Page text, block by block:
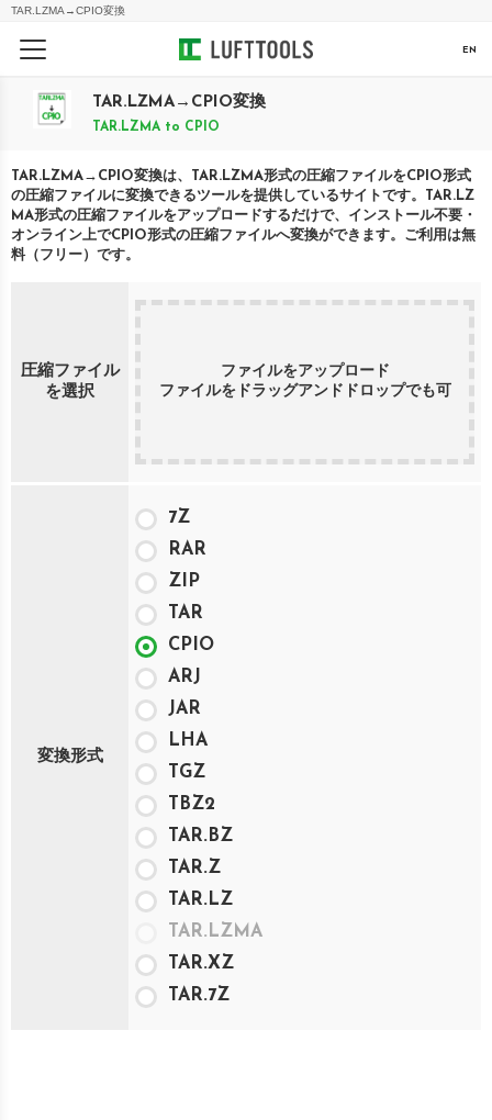
TAR.LZMA →CPIO変換
EN
TAR.LZMA → CPIO変換
TAR.LZMA to CPIO
TAR.LZMA→ CPIO変換は、 TAR.LZMA形式の圧縮ファイルをCPIO形式
の圧縮ファイルに変換できるツールを提供しているサイトです。 TAR.LZ
MA形式の圧縮ファイルをアップロードするだけで、インストール不要・
オンライン上でCPIO形式の圧縮ファイルへ変換ができます。ご利用は無
料（フリー）です。
圧縮ファイル
を選択
ファイルをアップロード
ファイルをドラッグアンドドロップでも可
変換形式
7Z
RAR
ZIP
TAR
CPIO
ARJ
JAR
LHA
TGZ
TBZ2
TAR.BZ
TAR.Z
TAR.LZ
TAR.LZMA
TAR.XZ
TAR.7Z